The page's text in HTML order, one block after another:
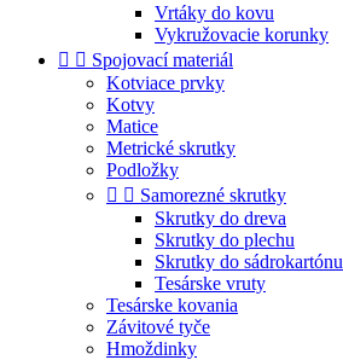
Vrtáky do kovu
Vykružovacie korunky
  Spojovací materiál
Kotviace prvky
Kotvy
Matice
Metrické skrutky
Podložky
  Samorezné skrutky
Skrutky do dreva
Skrutky do plechu
Skrutky do sádrokartónu
Tesárske vruty
Tesárske kovania
Závitové tyče
Hmoždinky